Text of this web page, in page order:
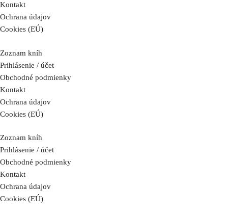
Kontakt
Ochrana údajov
Cookies (EÚ)
Zoznam kníh
Prihlásenie / účet
Obchodné podmienky
Kontakt
Ochrana údajov
Cookies (EÚ)
Zoznam kníh
Prihlásenie / účet
Obchodné podmienky
Kontakt
Ochrana údajov
Cookies (EÚ)